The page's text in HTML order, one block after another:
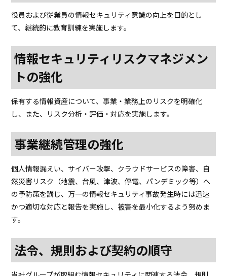
役員および従業員の情報セキュリティ意識の向上を目的とし
て、継続的に教育訓練を実施します。
情報セキュリティリスクマネジメン
トの強化
保有する情報資産について、事業・業務上のリスクを明確化
し、また、リスク分析・評価・対応を実施します。
事業継続管理の強化
個人情報漏えい、サイバー攻撃、クラウドサービスの障害、自
然災害リスク（地震、台風、津波、停電、パンデミック等）へ
の予防策を講じ、万一の情報セキュリティ事故発生時には迅速
かつ適切な対応と報告を実施し、被害を最小化するよう努めま
す。
法令、規則および契約の順守